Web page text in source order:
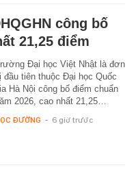
công bố
21,25 điểm
Đại học Việt Nhật là đơn
đầu tiên thuộc Đại học Quốc
Hà Nội công bố điểm chuẩn
2026, cao nhất 21,25…
ĐƯỜNG - 6 giờ trước